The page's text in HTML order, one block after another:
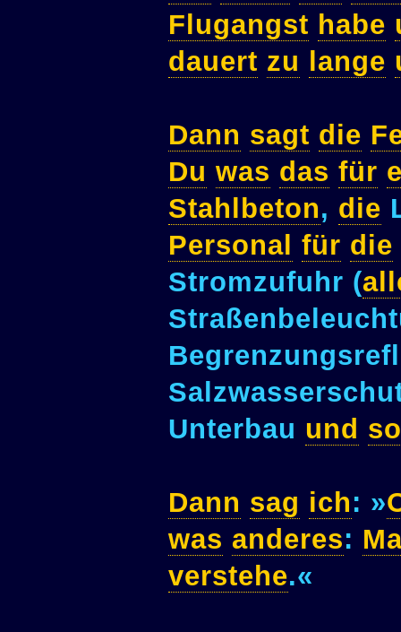
Flugangst habe
dauert zu lange
Dann sagt die
Du was das für
Stahlbeton, die
Personal für die
Stromzufuhr (
Unterbau und so
Dann sag ich: »
was anderes:
verstehe.«